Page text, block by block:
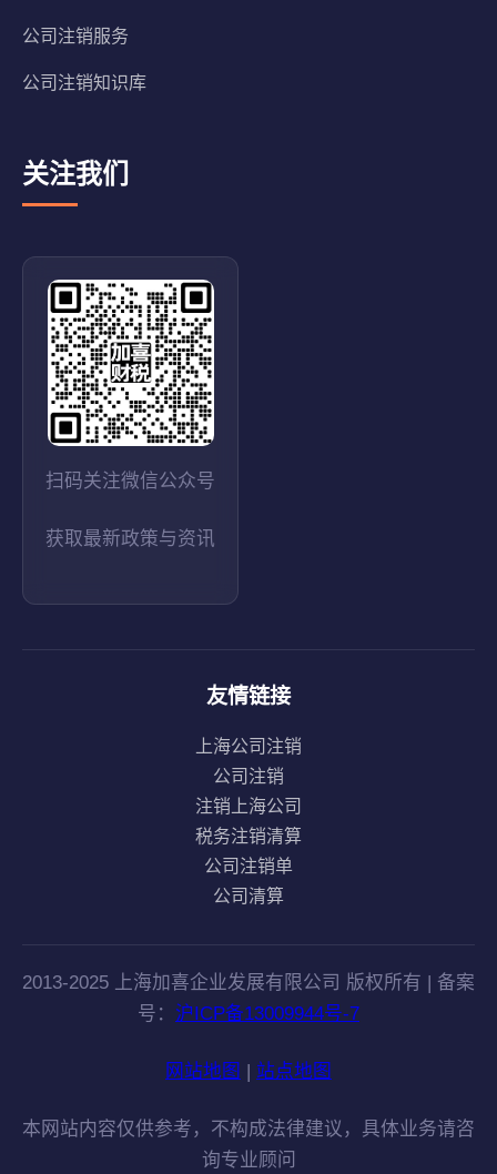
公司注销服务
公司注销知识库
关注我们
扫码关注微信公众号
获取最新政策与资讯
友情链接
上海公司注销
公司注销
注销上海公司
税务注销清算
公司注销单
公司清算
2013-2025 上海加喜企业发展有限公司 版权所有 | 备案
号： 沪ICP备13009944号-7
网站地图 | 站点地图
本网站内容仅供参考，不构成法律建议，具体业务请咨
询专业顾问